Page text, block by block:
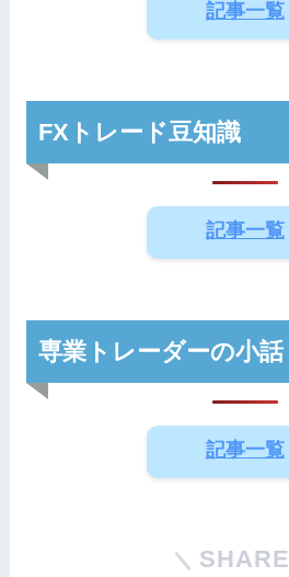
記事一覧
FXトレード豆知識
記事一覧
専業トレーダーの小話
記事一覧
SHARE